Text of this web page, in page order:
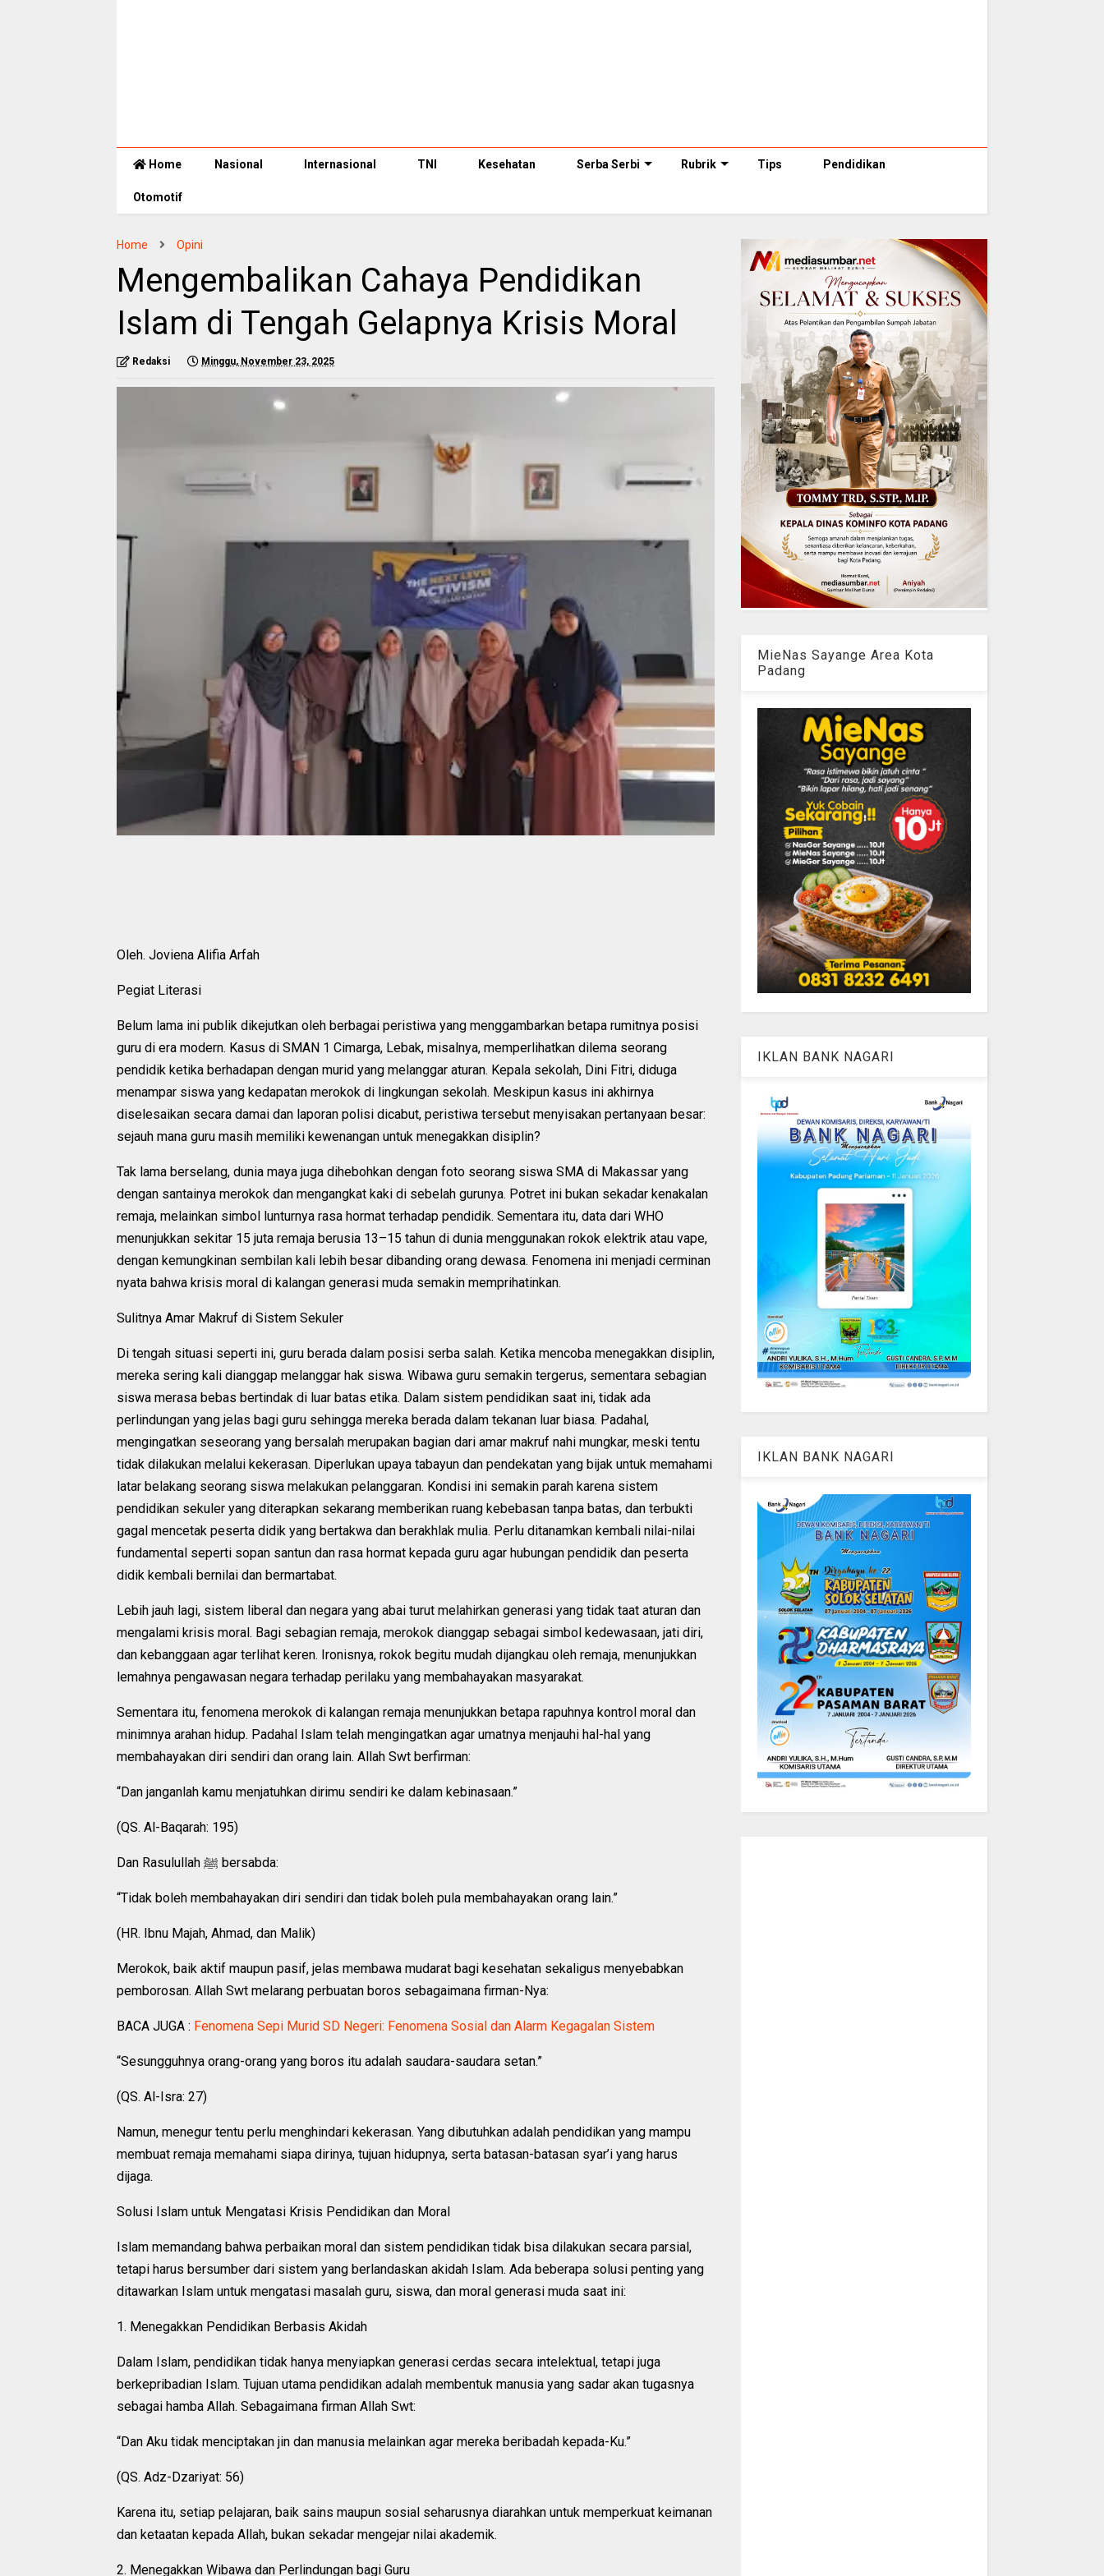
Home Nasional Internasional TNI Kesehatan Serba Serbi Rubrik Tips Pendidikan
Otomotif
Home Opini
Mengembalikan Cahaya Pendidikan
Islam di Tengah Gelapnya Krisis Moral
Redaksi Minggu, November 23, 2025
Oleh. Joviena Alifia Arfah
Pegiat Literasi
Belum lama ini publik dikejutkan oleh berbagai peristiwa yang menggambarkan betapa rumitnya posisi
guru di era modern. Kasus di SMAN 1 Cimarga, Lebak, misalnya, memperlihatkan dilema seorang
pendidik ketika berhadapan dengan murid yang melanggar aturan. Kepala sekolah, Dini Fitri, diduga
menampar siswa yang kedapatan merokok di lingkungan sekolah. Meskipun kasus ini akhirnya
diselesaikan secara damai dan laporan polisi dicabut, peristiwa tersebut menyisakan pertanyaan besar:
sejauh mana guru masih memiliki kewenangan untuk menegakkan disiplin?
Tak lama berselang, dunia maya juga dihebohkan dengan foto seorang siswa SMA di Makassar yang
dengan santainya merokok dan mengangkat kaki di sebelah gurunya. Potret ini bukan sekadar kenakalan
remaja, melainkan simbol lunturnya rasa hormat terhadap pendidik. Sementara itu, data dari WHO
menunjukkan sekitar 15 juta remaja berusia 13–15 tahun di dunia menggunakan rokok elektrik atau vape,
dengan kemungkinan sembilan kali lebih besar dibanding orang dewasa. Fenomena ini menjadi cerminan
nyata bahwa krisis moral di kalangan generasi muda semakin memprihatinkan.
Sulitnya Amar Makruf di Sistem Sekuler
Di tengah situasi seperti ini, guru berada dalam posisi serba salah. Ketika mencoba menegakkan disiplin,
mereka sering kali dianggap melanggar hak siswa. Wibawa guru semakin tergerus, sementara sebagian
siswa merasa bebas bertindak di luar batas etika. Dalam sistem pendidikan saat ini, tidak ada
perlindungan yang jelas bagi guru sehingga mereka berada dalam tekanan luar biasa. Padahal,
mengingatkan seseorang yang bersalah merupakan bagian dari amar makruf nahi mungkar, meski tentu
tidak dilakukan melalui kekerasan. Diperlukan upaya tabayun dan pendekatan yang bijak untuk memahami
latar belakang seorang siswa melakukan pelanggaran. Kondisi ini semakin parah karena sistem
pendidikan sekuler yang diterapkan sekarang memberikan ruang kebebasan tanpa batas, dan terbukti
gagal mencetak peserta didik yang bertakwa dan berakhlak mulia. Perlu ditanamkan kembali nilai-nilai
fundamental seperti sopan santun dan rasa hormat kepada guru agar hubungan pendidik dan peserta
didik kembali bernilai dan bermartabat.
Lebih jauh lagi, sistem liberal dan negara yang abai turut melahirkan generasi yang tidak taat aturan dan
mengalami krisis moral. Bagi sebagian remaja, merokok dianggap sebagai simbol kedewasaan, jati diri,
dan kebanggaan agar terlihat keren. Ironisnya, rokok begitu mudah dijangkau oleh remaja, menunjukkan
lemahnya pengawasan negara terhadap perilaku yang membahayakan masyarakat.
Sementara itu, fenomena merokok di kalangan remaja menunjukkan betapa rapuhnya kontrol moral dan
minimnya arahan hidup. Padahal Islam telah mengingatkan agar umatnya menjauhi hal-hal yang
membahayakan diri sendiri dan orang lain. Allah Swt berfirman:
“Dan janganlah kamu menjatuhkan dirimu sendiri ke dalam kebinasaan.”
(QS. Al-Baqarah: 195)
Dan Rasulullah ﷺ bersabda:
“Tidak boleh membahayakan diri sendiri dan tidak boleh pula membahayakan orang lain.”
(HR. Ibnu Majah, Ahmad, dan Malik)
Merokok, baik aktif maupun pasif, jelas membawa mudarat bagi kesehatan sekaligus menyebabkan
pemborosan. Allah Swt melarang perbuatan boros sebagaimana firman-Nya:
BACA JUGA : Fenomena Sepi Murid SD Negeri: Fenomena Sosial dan Alarm Kegagalan Sistem
“Sesungguhnya orang-orang yang boros itu adalah saudara-saudara setan.”
(QS. Al-Isra: 27)
Namun, menegur tentu perlu menghindari kekerasan. Yang dibutuhkan adalah pendidikan yang mampu
membuat remaja memahami siapa dirinya, tujuan hidupnya, serta batasan-batasan syar’i yang harus
dijaga.
Solusi Islam untuk Mengatasi Krisis Pendidikan dan Moral
Islam memandang bahwa perbaikan moral dan sistem pendidikan tidak bisa dilakukan secara parsial,
tetapi harus bersumber dari sistem yang berlandaskan akidah Islam. Ada beberapa solusi penting yang
ditawarkan Islam untuk mengatasi masalah guru, siswa, dan moral generasi muda saat ini:
1. Menegakkan Pendidikan Berbasis Akidah
Dalam Islam, pendidikan tidak hanya menyiapkan generasi cerdas secara intelektual, tetapi juga
berkepribadian Islam. Tujuan utama pendidikan adalah membentuk manusia yang sadar akan tugasnya
sebagai hamba Allah. Sebagaimana firman Allah Swt:
“Dan Aku tidak menciptakan jin dan manusia melainkan agar mereka beribadah kepada-Ku.”
(QS. Adz-Dzariyat: 56)
Karena itu, setiap pelajaran, baik sains maupun sosial seharusnya diarahkan untuk memperkuat keimanan
dan ketaatan kepada Allah, bukan sekadar mengejar nilai akademik.
2. Menegakkan Wibawa dan Perlindungan bagi Guru
MieNas Sayange Area Kota
Padang
IKLAN BANK NAGARI
IKLAN BANK NAGARI